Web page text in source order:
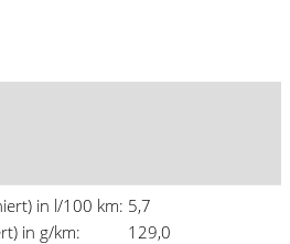
in l/100 km: 5,7
in g/km:
129,0